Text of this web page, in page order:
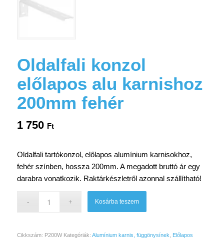
Oldalfali konzol
előlapos alu karnishoz
200mm fehér
1 750 Ft
Oldalfali tartókonzol, előlapos alumínium karnisokhoz,
fehér színben, hossza 200mm. A megadott bruttó ár egy
darabra vonatkozik. Raktárkészletről azonnal szállítható!
Kosárba teszem
Cikkszám: P200W Kategóriák: Alumínium karnis, függönysínek
Előlapos